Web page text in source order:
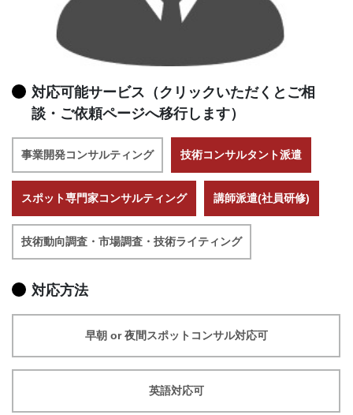
対応可能サービス（クリックいただくとご相
談・ご依頼ページへ移行します）
事業開発コンサルティング 技術コンサルタント派遣
スポット専門家コンサルティング 講師派遣(社員研修)
技術動向調査・市場調査・技術ライティング
対応方法
早朝 or 夜間スポットコンサル対応可
英語対応可